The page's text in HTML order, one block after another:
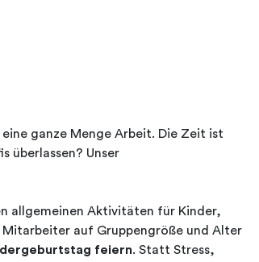
ganze Menge Arbeit. Die Zeit ist
überlassen? Unser
allgemeinen Aktivitäten für Kinder,
auf Gruppengröße und Alter
feiern. Statt Stress,